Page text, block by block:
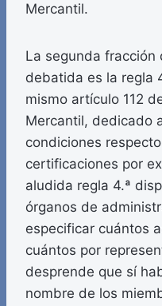
Mercantil.
La segunda fracción
debatida es la regla
mismo artículo 112
Mercantil, dedicado
condiciones
certificaciones por
aludida regla 4.ª
órganos de
especificar cuántos
cuántos por
desprende que sí
nombre de los